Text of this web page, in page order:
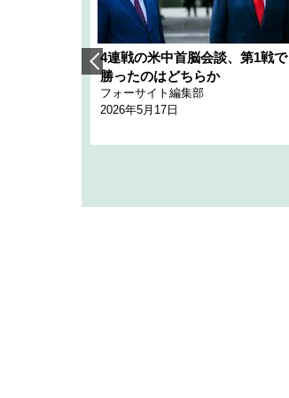
4連戦の米中首脳会談、第1戦で
勝ったのはどちらか
フォーサイト編集部
2026年5月17日